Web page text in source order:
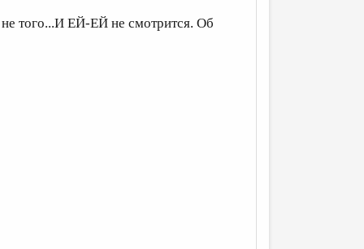
того...И ЕЙ-ЕЙ не смотрится. Об